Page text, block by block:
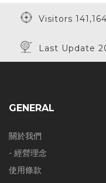
Visitors
Last Update
GENERAL
關於我們
- 經營理念
使用條款